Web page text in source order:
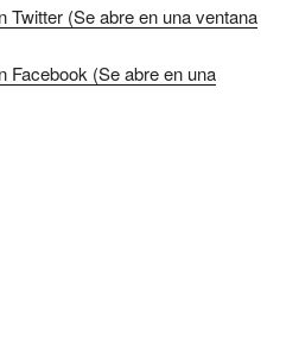
Twitter (Se abre en una ventana
Facebook (Se abre en una